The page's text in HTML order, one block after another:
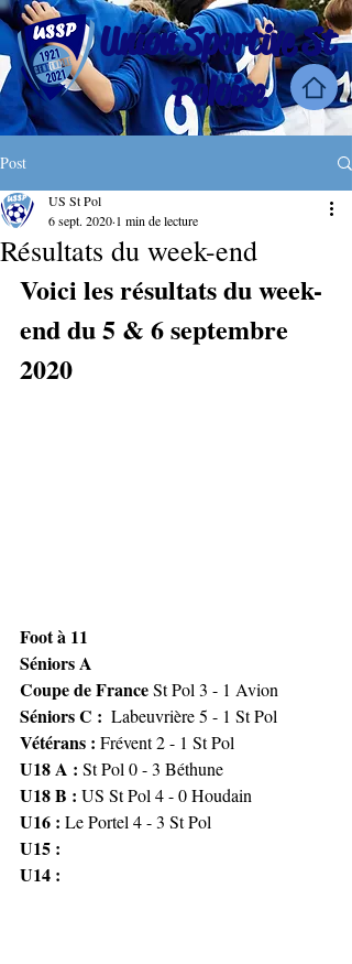
Union Sportive St
Poloise
Post
Résultats du week-end
US St Pol
6 sept. 2020 1 min de lecture
Voici les résultats du week-
end du 5 & 6 septembre
2020
Foot à 11
Séniors A
Coupe de France St Pol 3 - 1 Avion
Séniors C : Labeuvrière 5 - 1 St Pol
Vétérans : Frévent 2 - 1 St Pol
U18 A : St Pol 0 - 3 Béthune
U18 B : US St Pol 4 - 0 Houdain
U16 : Le Portel 4 - 3 St Pol
U15 :
U14 :